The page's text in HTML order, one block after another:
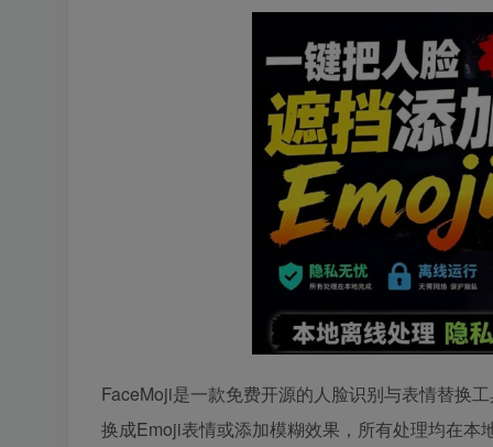
FaceMoji是一款免费开源的人脸识别与表情替换
换成Emoji表情或添加模糊效果，所有处理均在